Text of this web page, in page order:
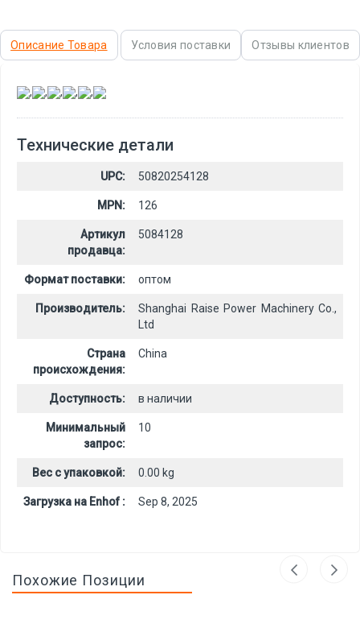
Описание Товара Условия поставки Отзывы клиентов
, , , , ,
Технические детали
UPC: 50820254128
MPN: 126
Артикул
продавца:
5084128
Формат поставки: оптом
Производитель:
Shanghai Raise Power Machinery Co.,
Ltd
Страна
происхождения:
China
Доступность: в наличии
Минимальный
запрос:
10
Вес с упаковкой: 0.00 kg
Загрузка на Enhof : Sep 8, 2025
Похожие Позиции